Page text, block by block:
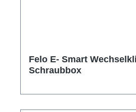
Felo E- Smart
Schraubbox